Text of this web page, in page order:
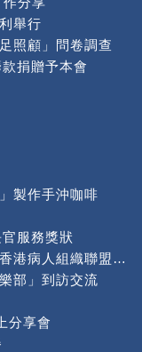
舉行
照顧」問卷調查
捐贈予本會
製作手沖咖啡
服務獎狀
熱烈歡迎「病人互助發展中心」聯同「香港病人組織聯盟」到本中心交流
部」到訪交流
分享會